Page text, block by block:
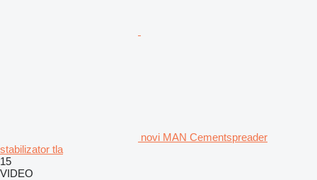
novi MAN Cementspreader
stabilizator tla
15
VIDEO